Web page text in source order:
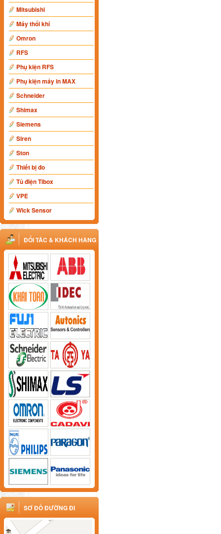
Mitsubishi
Máy thổi khí
Omron
RFS
Phụ kiện RFS
Phụ kiện máy in MAX
Schneider
Shimax
Siemens
Siren
Ston
Thiết bị đo
Tủ điện Tibox
VPE
Wick Sensor
ĐỐI TÁC & KHÁCH HÀNG
SƠ ĐỒ ĐƯỜNG ĐI